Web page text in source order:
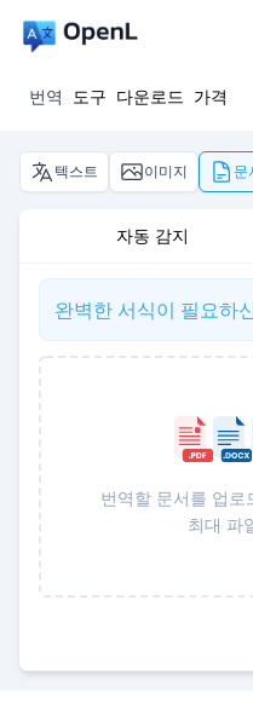
번역 도구 다운로드 가격
텍스트 이미지 문
자동 감지
완벽한 서식이 필요하
번역할 문서를 업로
최대 파